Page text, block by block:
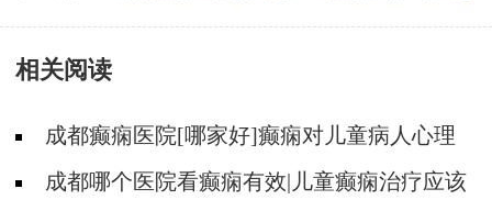
样进行急救?
相关阅读
成都癫痫医院[哪家好]癫痫对儿童病人心理
有影响吗?
成都哪个医院看癫痫有效|儿童癫痫治疗应该